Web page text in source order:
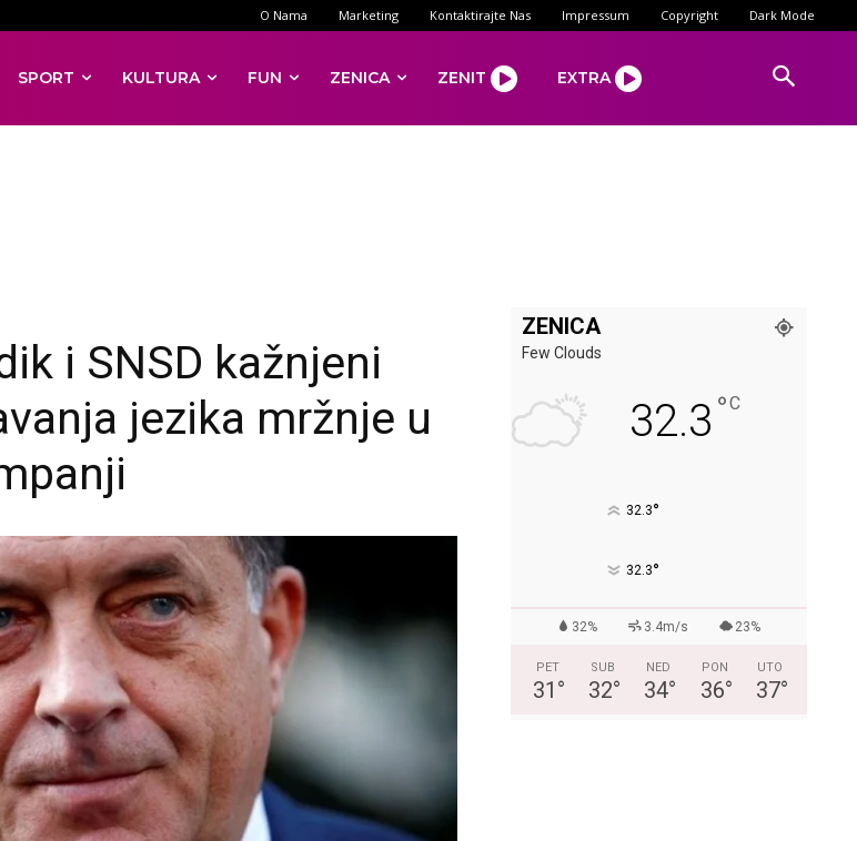
O Nama Marketing Kontaktirajte Nas Impressum Copyright Dark Mode
SPORT KULTURA FUN ZENICA ZENIT EXTRA
i SNSD kažnjeni
jezika mržnje u
ZENICA
Few Clouds
32.3 °C
32.3°
32.3°
32% 3.4m/s 23%
PET
31 °
SUB
32°
NED
34°
PON
36°
UTO
37°